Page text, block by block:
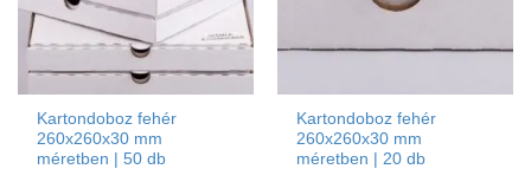
Kartondoboz fehér
260x260x30 mm
méretben | 50 db
Kartondoboz fehér
260x260x30 mm
méretben | 20 db